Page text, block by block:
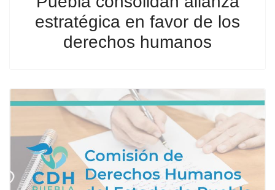
estratégica en favor de los
derechos humanos